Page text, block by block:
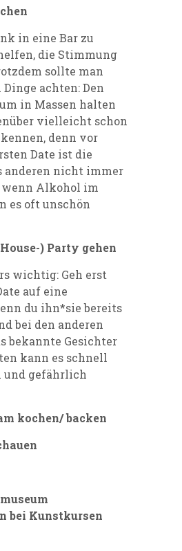
in eine Bar zu
die Stimmung
sollte man
achten: Den
in Massen halten
vielleicht schon
denn vor
Date ist die
anderen nicht immer
Alkohol im
es oft unschön
) Party gehen
wichtig: Geh erst
auf eine
du ihn*sie bereits
bei den anderen
bekannte Gesichter
kann es schnell
und gefährlich
kochen/ backen
bei Kunstkursen